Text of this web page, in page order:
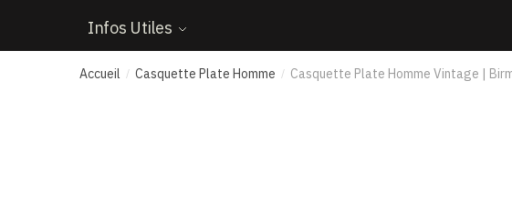
Infos Utiles
Accueil / Casquette Plate Homme / Casquette Plate Homme Vintage |